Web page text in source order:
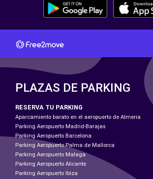
PLAZAS DE PARKING
RESERVA TU PARKING
Aparcamiento barato en el aeropuerto de Almeria
Parking Aeropuerto Madrid-Barajas
Parking Aeropuerto Barcelona
Parking Aeropuerto Palma de Mallorca
Parking Aeropuerto Malaga
Parking Aeropuerto Alicante
Parking Aeropuerto Ibiza